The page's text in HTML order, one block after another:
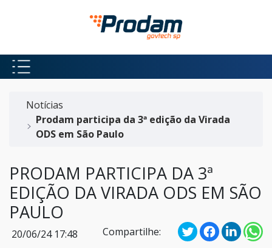
Pular para o Conteúdo principal
Notícias
Prodam participa da 3ª edição da Virada
ODS em São Paulo
PRODAM PARTICIPA DA 3ª
EDIÇÃO DA VIRADA ODS EM SÃO
PAULO
20/06/24 17:48 Compartilhe: